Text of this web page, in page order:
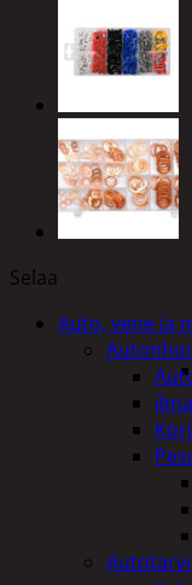
Selaa
Auto, vene ja